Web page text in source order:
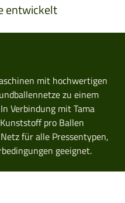
entwickelt
mit hochwertigen
zu einem
Verbindung mit Tama
pro Ballen
für alle Pressentypen,
geeignet.